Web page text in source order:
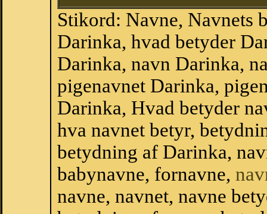
Stikord: Navne, Navnets
Darinka, hvad betyder
Darinka, navn Darinka,
pigenavnet Darinka,
Darinka, Hvad betyder
hva navnet betyr,
betydning af Darinka,
babynavne, fornavne,
navne, navnet, navne